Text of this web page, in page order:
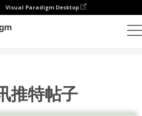
Visual Paradigm Desktop
推特帖子